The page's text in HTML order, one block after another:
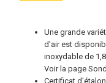
Une grande
d'air est
inoxydable de
Voir la page
Certificat